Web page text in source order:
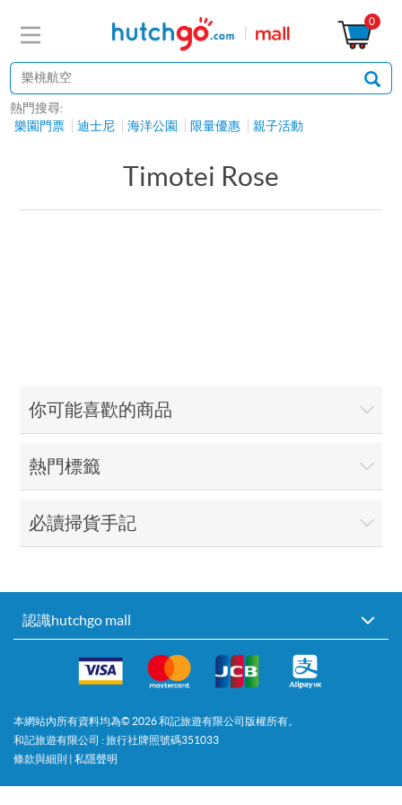
0
熱門搜尋:
樂園門票
迪士尼 海洋公園 限量優惠 親子活動
Timotei Rose
你可能喜歡的商品
熱門標籤
必讀掃貨手記
認識hutchgo mall
本網站內所有資料均為© 2026和記旅遊有限公司版權所有。
和記旅遊有限公司 : 旅行社牌照號碼351033
條款與細則 | 私隱聲明